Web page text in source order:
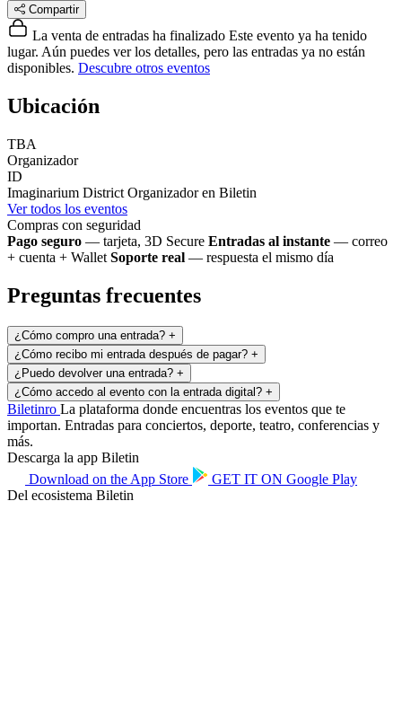
Compartir
La venta de entradas ha finalizado Este evento ya ha tenido
lugar. Aún puedes ver los detalles, pero las entradas ya no están
disponibles. Descubre otros eventos
Ubicación
TBA
Organizador
ID
Imaginarium District Organizador en Biletin
Ver todos los eventos
Compras con seguridad
Pago seguro — tarjeta, 3D Secure Entradas al instante — correo
+ cuenta + Wallet Soporte real — respuesta el mismo día
Preguntas frecuentes
¿Cómo compro una entrada? +
¿Cómo recibo mi entrada después de pagar? +
¿Puedo devolver una entrada? +
¿Cómo accedo al evento con la entrada digital? +
Biletinro La plataforma donde encuentras los eventos que te
importan. Entradas para conciertos, deporte, teatro, conferencias y
más.
Descarga la app Biletin
Download on the App Store GET IT ON Google Play
Del ecosistema Biletin